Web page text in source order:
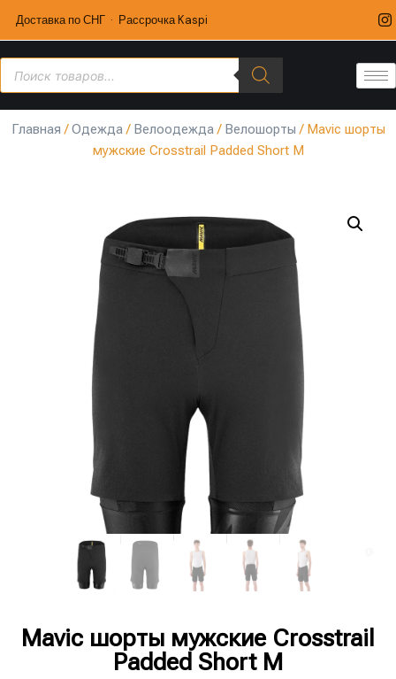
Доставка по СНГ · Рассрочка Kaspi
Главная /Одежда/ Велоодежда/ Велошорты / Mavic шорты
мужские Crosstrail Padded Short M
Mavic шорты мужские Crosstrail
Padded Short M